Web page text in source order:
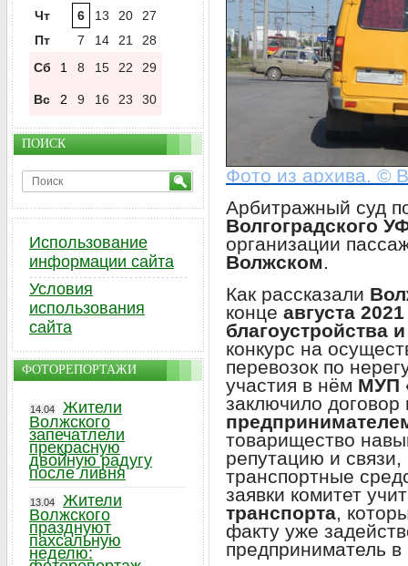
Фото из архива. ©
Арбитражный суд
Волгоградского
организации
Волжском.
Как рассказали
конце августа
благоустройства
конкурс на
перевозок по
участия в нём МУП
заключило договор
товарищество
репутацию и
транспортные
заявки комитет
транспорта,
факту уже
предприниматель в
Чт
6 13 20
27
Пт
7 14 21
28
Сб
1 8 15 22 29
Вс 2 9 16 23 30
ПОИСК
Использование
информации сайта
Условия
использования
сайта
ФОТОРЕПОРТАЖИ
14.04
Жители
Волжского
запечатлели
прекрасную
двойную радугу
после ливня
13.04
Жители
Волжского
празднуют
пахсальную
неделю: